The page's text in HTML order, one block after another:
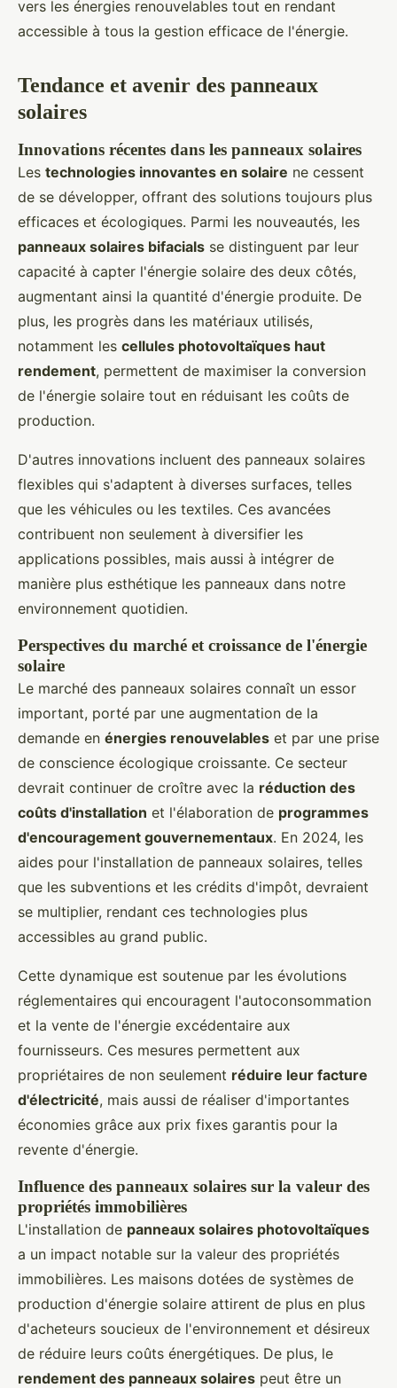
vers les énergies renouvelables tout en rendant
accessible à tous la gestion efficace de l'énergie.
Tendance et avenir des panneaux
solaires
Innovations récentes dans les panneaux solaires
Les technologies innovantes en solaire ne cessent
de se développer, offrant des solutions toujours plus
efficaces et écologiques. Parmi les nouveautés, les
panneaux solaires bifacials se distinguent par leur
capacité à capter l'énergie solaire des deux côtés,
augmentant ainsi la quantité d'énergie produite. De
plus, les progrès dans les matériaux utilisés,
notamment les cellules photovoltaïques haut
rendement, permettent de maximiser la conversion
de l'énergie solaire tout en réduisant les coûts de
production.
D'autres innovations incluent des panneaux solaires
flexibles qui s'adaptent à diverses surfaces, telles
que les véhicules ou les textiles. Ces avancées
contribuent non seulement à diversifier les
applications possibles, mais aussi à intégrer de
manière plus esthétique les panneaux dans notre
environnement quotidien.
Perspectives du marché et croissance de l'énergie
solaire
Le marché des panneaux solaires connaît un essor
important, porté par une augmentation de la
demande en énergies renouvelables et par une prise
de conscience écologique croissante. Ce secteur
devrait continuer de croître avec la réduction des
coûts d'installation et l'élaboration de programmes
d'encouragement gouvernementaux. En 2024, les
aides pour l'installation de panneaux solaires, telles
que les subventions et les crédits d'impôt, devraient
se multiplier, rendant ces technologies plus
accessibles au grand public.
Cette dynamique est soutenue par les évolutions
réglementaires qui encouragent l'autoconsommation
et la vente de l'énergie excédentaire aux
fournisseurs. Ces mesures permettent aux
propriétaires de non seulement réduire leur facture
d'électricité, mais aussi de réaliser d'importantes
économies grâce aux prix fixes garantis pour la
revente d'énergie.
Influence des panneaux solaires sur la valeur des
propriétés immobilières
L'installation de panneaux solaires photovoltaïques
a un impact notable sur la valeur des propriétés
immobilières. Les maisons dotées de systèmes de
production d'énergie solaire attirent de plus en plus
d'acheteurs soucieux de l'environnement et désireux
de réduire leurs coûts énergétiques. De plus, le
rendement des panneaux solaires peut être un